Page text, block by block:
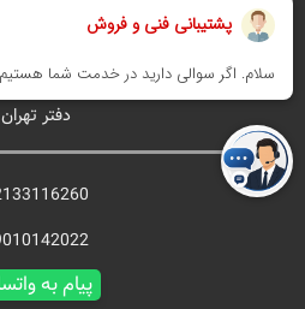
فروشگاه اینترنتی تجهیزات اندازه گیری شکیبی
مولتی متر , آمپرمتر , منبع تغذیه , میگر و ...
دفتر تهران
پیام به